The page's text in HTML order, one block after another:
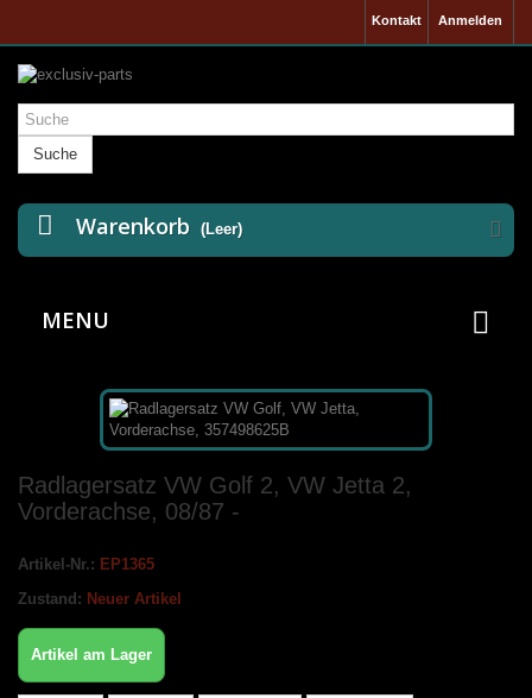
Anmelden
Kontakt
Suche
Warenkorb (Leer)
MENU
Radlagersatz VW Golf 2, VW Jetta 2,
Vorderachse, 08/87 -
Artikel-Nr.: EP1365
Zustand: Neuer Artikel
Artikel am Lager